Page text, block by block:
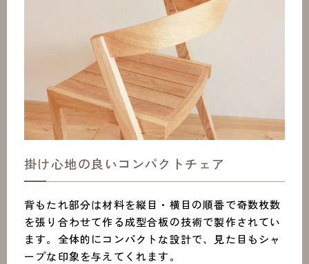
掛け心地の良いコンパクトチェア
背もたれ部分は材料を縦目・横目の順番で奇数枚数
を張り合わせて作る成型合板の技術で製作されてい
ます。全体的にコンパクトな設計で、見た目もシャ
ープな印象を与えてくれます。